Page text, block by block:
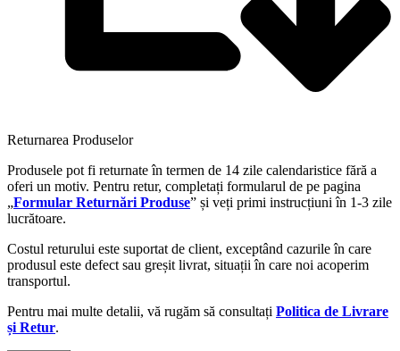
Returnarea Produselor
Produsele pot fi returnate în termen de 14 zile calendaristice fără a
oferi un motiv. Pentru retur, completați formularul de pe pagina
„Formular Returnări Produse” și veți primi instrucțiuni în 1-3 zile
lucrătoare.
Costul returului este suportat de client, exceptând cazurile în care
produsul este defect sau greșit livrat, situații în care noi acoperim
transportul.
Pentru mai multe detalii, vă rugăm să consultați Politica de Livrare
și Retur.